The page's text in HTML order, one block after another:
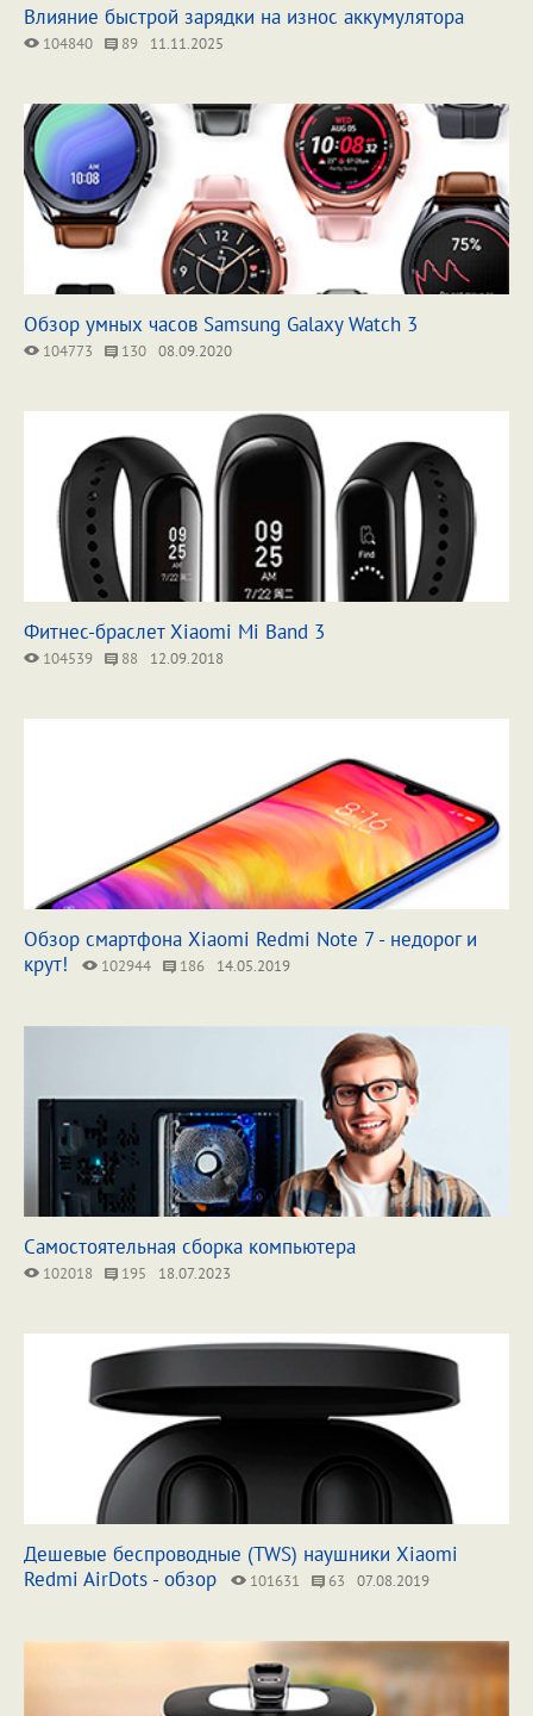
Влияние быстрой зарядки на износ аккумулятора
104840 89 11.11.2025
Обзор умных часов Samsung Galaxy Watch 3
104773 130 08.09.2020
Фитнес-браслет Xiaomi Mi Band 3
104539 88 12.09.2018
Обзор смартфона Xiaomi Redmi Note 7 - недорог и
крут!
102944 186 14.05.2019
Самостоятельная сборка компьютера
102018 195 18.07.2023
Дешевые беспроводные (TWS) наушники Xiaomi
Redmi AirDots - обзор
101631 63 07.08.2019